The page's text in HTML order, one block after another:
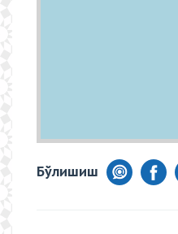
Бўлишиш